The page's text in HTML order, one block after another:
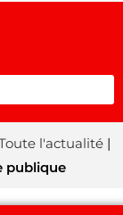
l'actualité |
publique